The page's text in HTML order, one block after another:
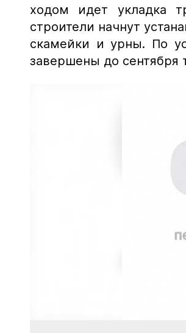
ходом идет укладка
строители начнут
скамейки и урны. По
завершены до сентября